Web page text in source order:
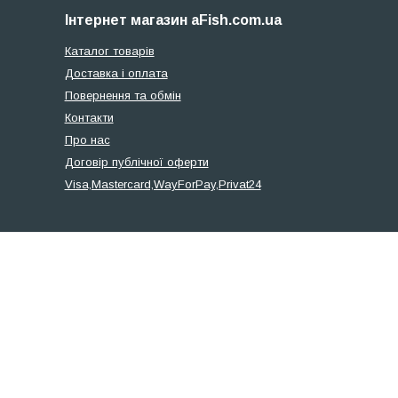
Інтернет магазин aFish.com.ua
Каталог товарів
Доставка і оплата
Повернення та обмін
Контакти
Про нас
Договір публічної оферти
Visa,Mastercard,WayForPay,Privat24